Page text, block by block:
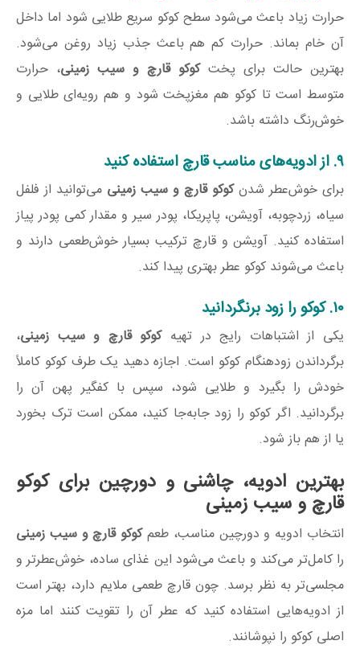
حرارت زیاد باعث می‌شود سطح کوکو سریع طلایی شود اما داخل
آن خام بماند. حرارت کم هم باعث جذب زیاد روغن می‌شود.
بهترین حالت برای پختکوکو قارچ و سیب زمینی، حرارت
متوسط است تا کوکو هم مغزپخت شود و هم رویه‌ای طلایی و
خوش‌رنگ داشته باشد.
۹. از ادویه‌های مناسب قارچ استفاده کنید
برای خوش‌عطر شدنکوکو قارچ و سیب زمینی می‌توانید از فلفل
سیاه، زردچوبه، آویشن، پاپریکا، پودر سیر و مقدار کمی پودر پیاز
استفاده کنید. آویشن و قارچ ترکیب بسیار خوش‌طعمی دارند و
باعث می‌شوند کوکو عطر بهتری پیدا کند.
۱۰. کوکو را زود برنگردانید
یکی از اشتباهات رایج در تهیهکوکو قارچ و سیب زمینی،
برگرداندن زودهنگام کوکو است. اجازه دهید یک طرف کوکو کاملاً
خودش را بگیرد و طلایی شود، سپس با کفگیر پهن آن را
برگردانید. اگر کوکو را زود جابه‌جا کنید، ممکن است ترک بخورد
یا از هم باز شود.
بهترین ادویه، چاشنی و دورچین برای کوکو
قارچ و سیب زمینی
انتخاب ادویه و دورچین مناسب، طعمکوکو قارچ و سیب زمینی
را کامل‌تر می‌کند و باعث می‌شود این غذای ساده، خوش‌عطرتر و
مجلسی‌تر به نظر برسد. چون قارچ طعمی ملایم دارد، بهتر است
از ادویه‌هایی استفاده کنید که عطر آن را تقویت کنند اما مزه
اصلی کوکو را نپوشانند.